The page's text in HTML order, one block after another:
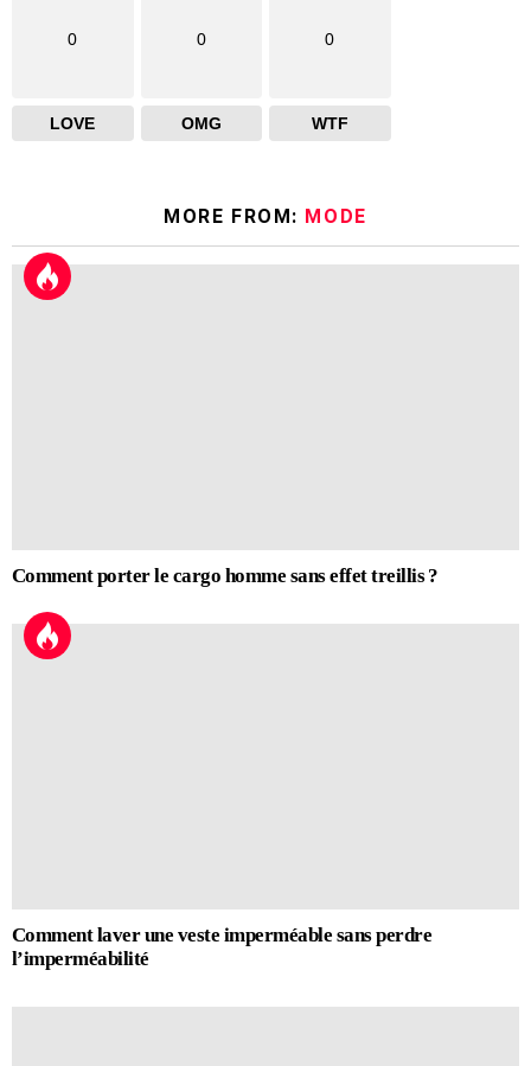
0
LOVE
0
OMG
0
WTF
MORE FROM: MODE
Comment porter le cargo homme sans effet treillis ?
Comment laver une veste imperméable sans perdre
l’imperméabilité